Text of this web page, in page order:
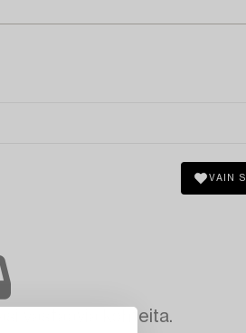
VAIN
vastaavia kohteita.